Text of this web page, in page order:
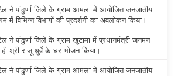
ने पांढुर्णा जिले के ग्राम आमला में आयोजित जनजातीय
में विभिन्न विभागों की प्रदर्शनी का अवलोकन किया।
ने पांढुर्णा जिले के ग्राम खुटामा में प्रधानमंत्री जनमन
श्री राजू धुर्वे के घर भोजन किया।
ने पांढुर्णा जिले के ग्राम आमला में आयोजित जनजातीय